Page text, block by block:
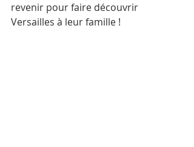
revenir pour faire découvrir
Versailles à leur famille !